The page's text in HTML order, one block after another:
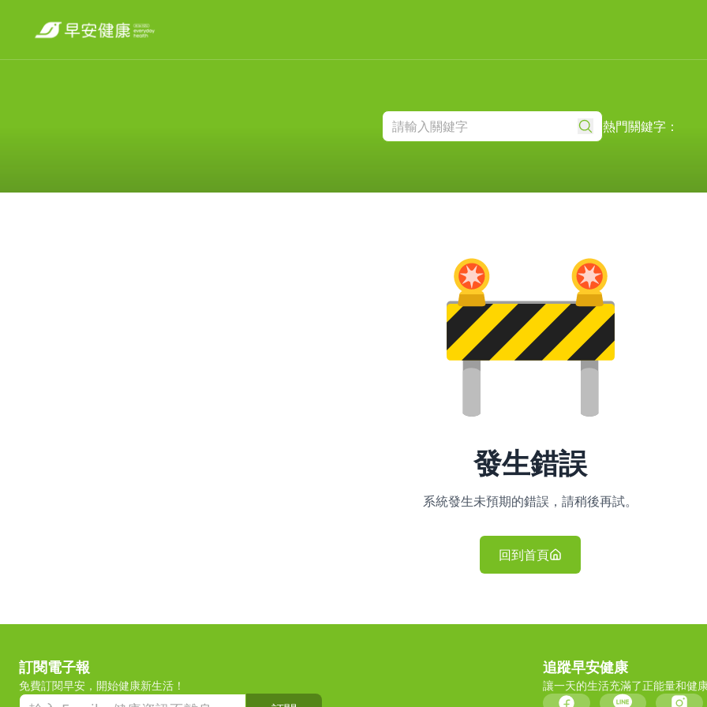
熱門關鍵字：
發生錯誤
系統發生未預期的錯誤，請稍後再試。
回到首頁
訂閱電子報
免費訂閱早安，開始健康新生活！
追蹤早安健康
讓一天的生活充滿了正能量和健